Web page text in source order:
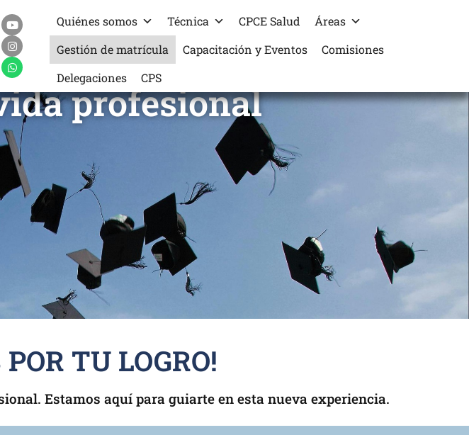
Quiénes somos Técnica CPCE Salud
Áreas
Gestión de matrícula
Capacitación y Eventos
Comisiones
Delegaciones
CPS
profesional
TU LOGRO!
Estamos aquí para guiarte en esta nueva experiencia.